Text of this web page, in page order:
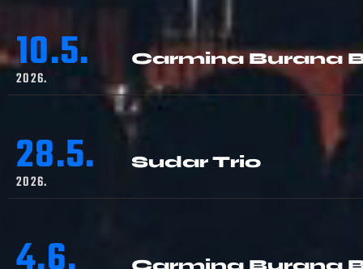
10.5.
2026.
Carmina Burana
28.5.
2026.
Sudar Trio